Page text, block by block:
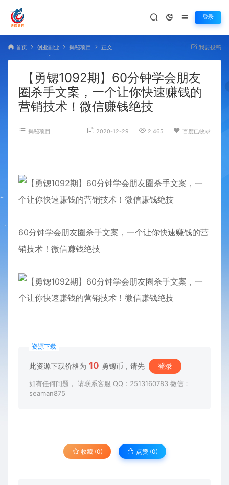
登录
首页 创业副业 揭秘项目 正文 我要投稿
【勇锶1092期】60分钟学会朋友
圈杀手文案，一个让你快速赚钱的
营销技术！微信赚钱绝技
揭秘项目 2020-12-29 2,465 百度已收录
60分钟学会朋友圈杀手文案，一个让你快速赚钱的营
销技术！ 微信赚钱绝技
资源下载
此资源下载价格为 10 勇锶币，请先 登录
如有任何问题， 请联系客服 QQ：2513160783 微信：
seaman875
收藏 (0) 点赞 (0)